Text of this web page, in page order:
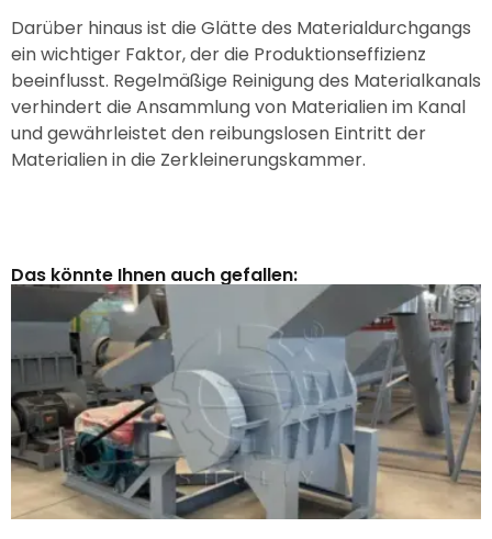
Darüber hinaus ist die Glätte des Materialdurchgangs
ein wichtiger Faktor, der die Produktionseffizienz
beeinflusst. Regelmäßige Reinigung des Materialkanals
verhindert die Ansammlung von Materialien im Kanal
und gewährleistet den reibungslosen Eintritt der
Materialien in die Zerkleinerungskammer.
Das könnte Ihnen auch gefallen: